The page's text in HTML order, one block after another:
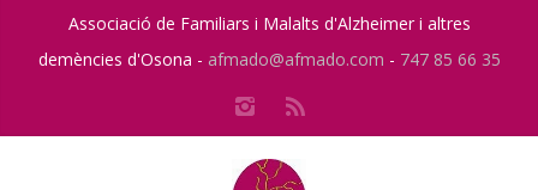
Associació de Familiars i Malalts d'Alzheimer i altres
demències d'Osona - afmado@afmado.com - 747 85 66 35